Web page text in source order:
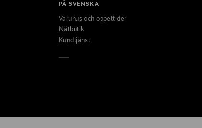
PÅ SVENSKA
Varuhus och öppettider
Nätbutik
Kundtjänst